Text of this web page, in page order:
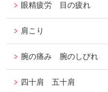
眼精疲労 目の疲れ
肩こり
腕の痛み 腕のしびれ
四十肩 五十肩